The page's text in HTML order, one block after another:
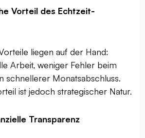
Vorteil des Echtzeit-
liegen auf der Hand:
Arbeit, weniger Fehler beim
schnellerer Monatsabschluss.
ist jedoch strategischer Natur.
Transparenz